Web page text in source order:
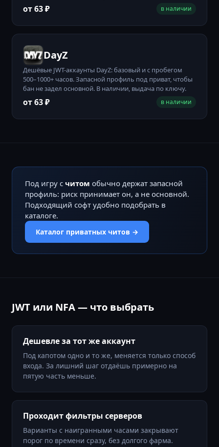
от 63 ₽ в наличии
DayZ
Дешёвые JWT-аккаунты DayZ: базовый и с пробегом
500–1000+ часов. Запасной профиль под приват, чтобы
бан не задел основной. В наличии, выдача по ключу.
от 63 ₽ в наличии
Под игру с читом обычно держат запасной
профиль: риск принимает он, а не основной.
Подходящий софт удобно подобрать в
каталоге.
Каталог приватных читов →
JWT или NFA — что выбрать
Дешевле за тот же аккаунт
Под капотом одно и то же, меняется только способ
входа. За лишний шаг отдаёшь примерно на
пятую часть меньше.
Проходит фильтры серверов
Варианты с наигранными часами закрывают
порог по времени сразу, без долгого фарма.